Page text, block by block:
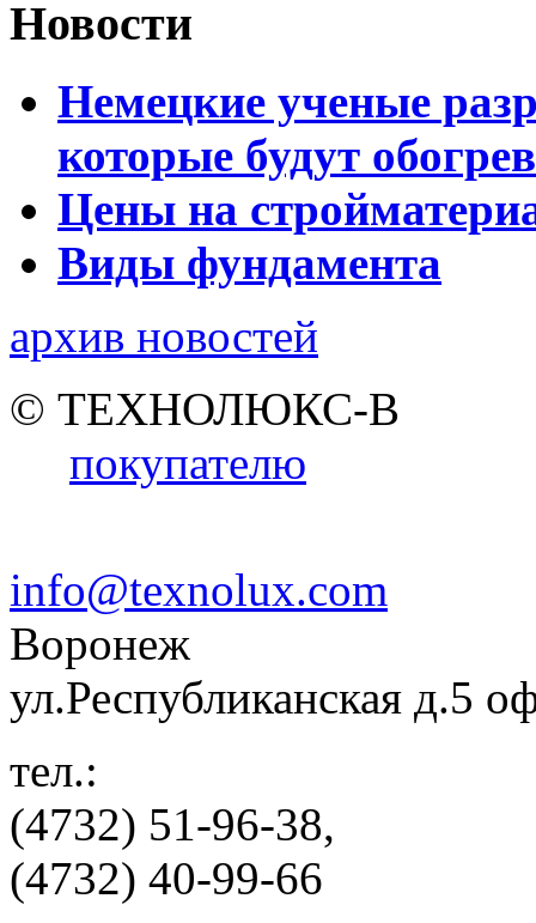
Новости
Немецкие ученые
которые будут
Цены на
Виды фундамента
архив новостей
© ТЕХНОЛЮКС-В
покупателю
info@texnolux.com
Воронеж
ул.Республиканская д.5
тел.:
(4732) 51-96-38,
(4732) 40-99-66